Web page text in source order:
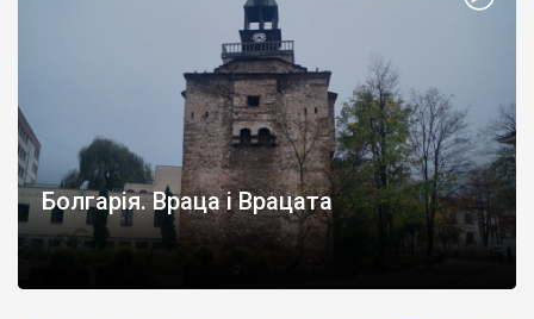
Болгарія. Враца і Врацата